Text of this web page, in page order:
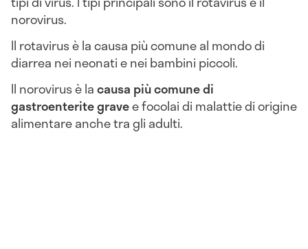
norovirus.
Il rotavirus è la causa più comune al mondo di
diarrea nei neonati e nei bambini piccoli.
Il norovirus è lacausa più comune di
gastroenterite gravee focolai di malattie di origine
alimentare anche tra gli adulti.